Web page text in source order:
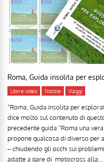
Roma, Guida insolita per
Libri e video Notizie Viaggi
“Roma, Guida insolita per
dice molto sul contenuto di
precedente guida “Roma una
propone qualcosa di diverso per
– chiudendo gli occhi sui
adatte a gare di motocross alla...